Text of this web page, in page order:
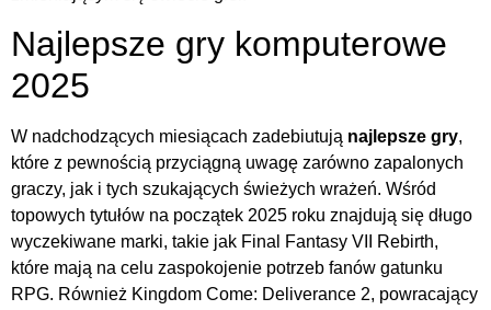
Najlepsze gry komputerowe
2025
W nadchodzących miesiącach zadebiutują najlepsze gry,
które z pewnością przyciągną uwagę zarówno zapalonych
graczy, jak i tych szukających świeżych wrażeń. Wśród
topowych tytułów na początek 2025 roku znajdują się długo
wyczekiwane marki, takie jak Final Fantasy VII Rebirth,
które mają na celu zaspokojenie potrzeb fanów gatunku
RPG. Również Kingdom Come: Deliverance 2, powracający